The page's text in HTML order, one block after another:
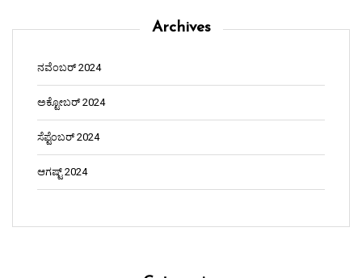
Archives
ನವೆಂಬರ್ 2024
ಅಕ್ಟೋಬರ್ 2024
ಸೆಪ್ಟೆಂಬರ್ 2024
ಆಗಷ್ಟ್ 2024